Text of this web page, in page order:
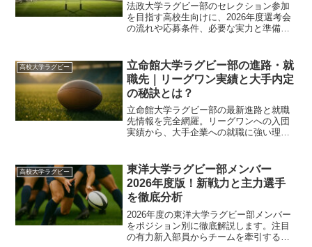
法政大学ラグビー部のセレクション参加
を目指す高校生向けに、2026年度選考会
の流れや応募条件、必要な実力と準備の
す。読み終えれば、自分が今どこにいて
何を強化すべきかが具体的に見えてきま
す。
高校大学ラグビー
立命館大学ラグビー部の進路・就
職先｜リーグワン実績と大手内定
の秘訣とは？
立命館大学ラグビー部の最新進路と就職
先情報を完全網羅。リーグワンへの入団
実績から、大手企業への就職に強い理由
ちのキャリアパスを知り、将来の選択に
役立ててください。
高校大学ラグビー
東洋大学ラグビー部メンバー
2026年度版！新戦力と主力選手
を徹底分析
2026年度の東洋大学ラグビー部メンバー
をポジション別に徹底解説します。注目
の有力新入部員からチームを牽引する主